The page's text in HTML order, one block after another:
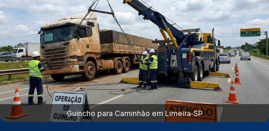
Guincho para Caminhão em Limeira‑SP